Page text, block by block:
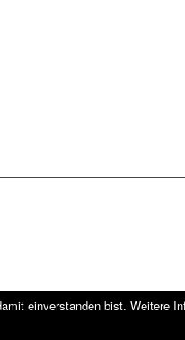
einverstanden bist. Weitere